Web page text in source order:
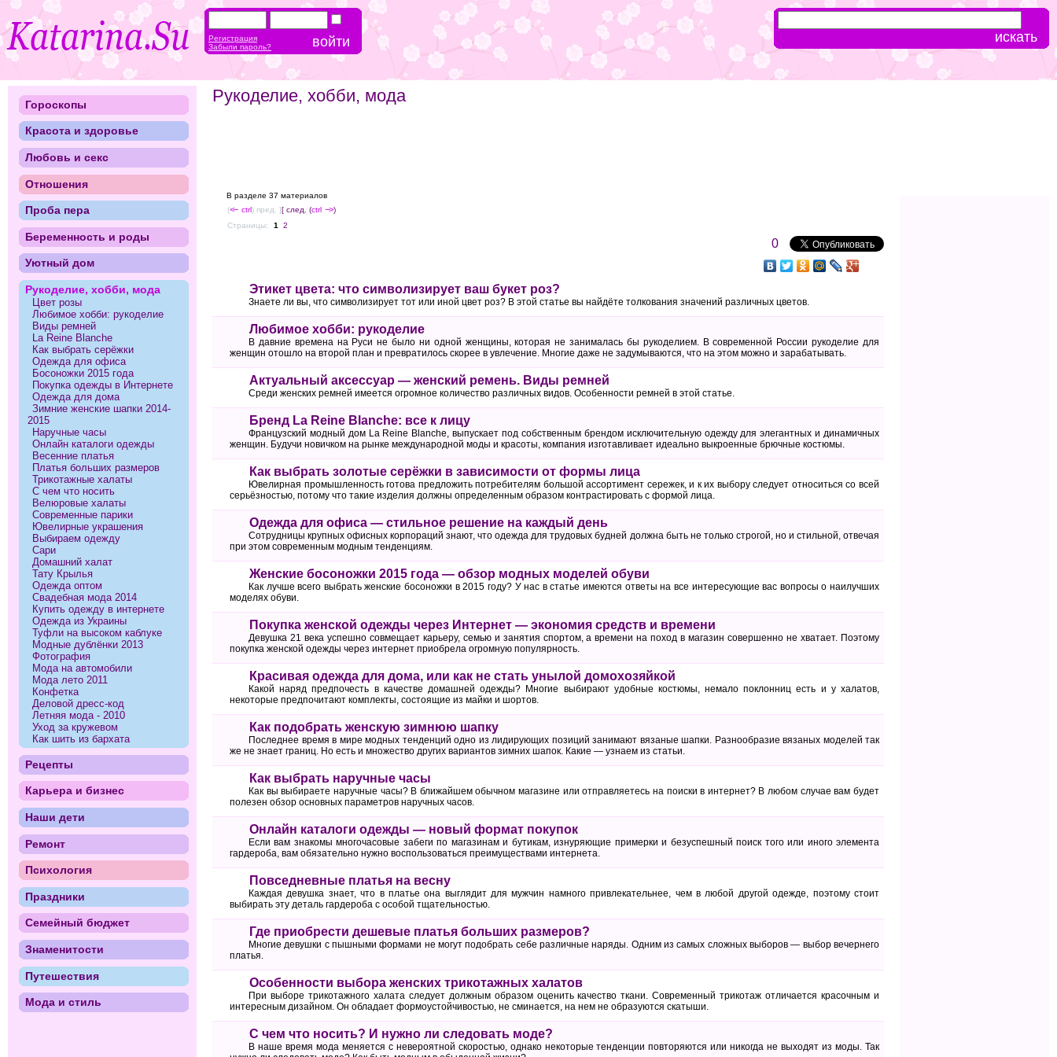
Рукоделие, хобби, мода
В разделе 37 материалов
(<-- ctrl) пред. ][ след. (ctrl --> )
Страницы:
1 2
0
Этикет цвета: что символизирует ваш букет роз?
Знаете ли вы, что символизирует тот или иной цвет роз? В этой статье вы найдёте толкования значений различных цветов.
Любимое хобби: рукоделие
В давние времена на Руси не было ни одной женщины, которая не занималась бы рукоделием. В современной России рукоделие для
женщин отошло на второй план и превратилось скорее в увлечение. Многие даже не задумываются, что на этом можно и зарабатывать.
Актуальный аксессуар — женский ремень. Виды ремней
Среди женских ремней имеется огромное количество различных видов. Особенности ремней в этой статье.
Бренд La Reine Blanche: все к лицу
Французский модный дом La Reine Blanche, выпускает под собственным брендом исключительную одежду для элегантных и динамичных
женщин. Будучи новичком на рынке международной моды и красоты, компания изготавливает идеально выкроенные брючные костюмы.
Как выбрать золотые серёжки в зависимости от формы лица
Ювелирная промышленность готова предложить потребителям большой ассортимент сережек, и к их выбору следует относиться со всей
серьёзностью, потому что такие изделия должны определенным образом контрастировать с формой лица.
Одежда для офиса — стильное решение на каждый день
Сотрудницы крупных офисных корпораций знают, что одежда для трудовых будней должна быть не только строгой, но и стильной, отвечая
при этом современным модным тенденциям.
Женские босоножки 2015 года — обзор модных моделей обуви
Как лучше всего выбрать женские босоножки в 2015 году? У нас в статье имеются ответы на все интересующие вас вопросы о наилучших
моделях обуви.
Покупка женской одежды через Интернет — экономия средств и времени
Девушка 21 века успешно совмещает карьеру, семью и занятия спортом, а времени на поход в магазин совершенно не хватает. Поэтому
покупка женской одежды через интернет приобрела огромную популярность.
Красивая одежда для дома, или как не стать унылой домохозяйкой
Какой наряд предпочесть в качестве домашней одежды? Многие выбирают удобные костюмы, немало поклонниц есть и у халатов,
некоторые предпочитают комплекты, состоящие из майки и шортов.
Как подобрать женскую зимнюю шапку
Последнее время в мире модных тенденций одно из лидирующих позиций занимают вязаные шапки. Разнообразие вязаных моделей так
же не знает границ. Но есть и множество других вариантов зимних шапок. Какие — узнаем из статьи.
Как выбрать наручные часы
Как вы выбираете наручные часы? В ближайшем обычном магазине или отправляетесь на поиски в интернет? В любом случае вам будет
полезен обзор основных параметров наручных часов.
Онлайн каталоги одежды — новый формат покупок
Если вам знакомы многочасовые забеги по магазинам и бутикам, изнуряющие примерки и безуспешный поиск того или иного элемента
гардероба, вам обязательно нужно воспользоваться преимуществами интернета.
Повседневные платья на весну
Каждая девушка знает, что в платье она выглядит для мужчин намного привлекательнее, чем в любой другой одежде, поэтому стоит
выбирать эту деталь гардероба с особой тщательностью.
Где приобрести дешевые платья больших размеров?
Многие девушки с пышными формами не могут подобрать себе различные наряды. Одним из самых сложных выборов — выбор вечернего
платья.
Особенности выбора женских трикотажных халатов
При выборе трикотажного халата следует должным образом оценить качество ткани. Современный трикотаж отличается красочным и
интересным дизайном. Он обладает формоустойчивостью, не сминается, на нем не образуются скатыши.
С чем что носить? И нужно ли следовать моде?
В наше время мода меняется с невероятной скоростью, однако некоторые тенденции повторяются или никогда не выходят из моды. Так
Гороскопы
Красота и здоровье
Любовь и секс
Отношения
Проба пера
Беременность и роды
Уютный дом
Рукоделие, хобби, мода
Цвет розы
Любимое хобби: рукоделие
Виды ремней
La Reine Blanche
Как выбрать серёжки
Одежда для офиса
Босоножки 2015 года
Покупка одежды в Интернете
Одежда для дома
Зимние женские шапки 2014-
2015
Наручные часы
Онлайн каталоги одежды
Весенние платья
Платья больших размеров
Трикотажные халаты
С чем что носить
Велюровые халаты
Современные парики
Ювелирные украшения
Выбираем одежду
Сари
Домашний халат
Тату Крылья
Одежда оптом
Свадебная мода 2014
Купить одежду в интернете
Одежда из Украины
Туфли на высоком каблуке
Модные дублёнки 2013
Фотография
Мода на автомобили
Мода лето 2011
Конфетка
Деловой дресс-код
Летняя мода - 2010
Уход за кружевом
Как шить из бархата
Рецепты
Карьера и бизнес
Наши дети
Ремонт
Психология
Праздники
Семейный бюджет
Знаменитости
Путешествия
Мода и стиль
Регистрация
Забыли пароль?